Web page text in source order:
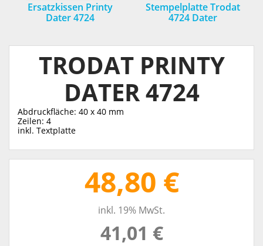
Ersatzkissen Printy
Dater 4724
Stempelplatte Trodat
4724 Dater
TRODAT PRINTY
DATER 4724
Abdruckfläche: 40 x 40 mm
Zeilen: 4
inkl. Textplatte
48,80 €
inkl. 19% MwSt.
41,01 €